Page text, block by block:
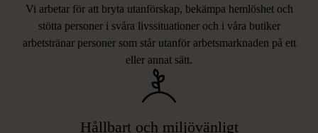
Vi arbetar för att bryta utanförskap, bekämpa hemlöshet och
stötta personer i svåra livssituationer och i våra butiker
arbetstränar personer som står utanför arbetsmarknaden på ett
eller annat sätt.
Hållbart och miljövänligt